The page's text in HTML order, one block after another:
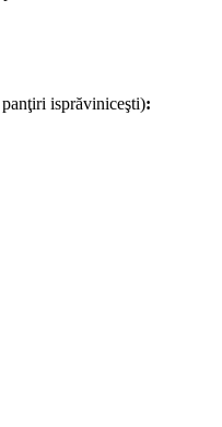
isprăviniceşti):